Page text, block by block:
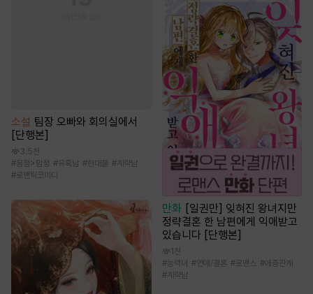
소설 팀장 오빠와 회의실에서
[단행본]
3.5천
# 몸정>맘정 #유혹남 #현대물 # 계략남
#로맨틱코미디
만화 [일권만] 잊혀진 왕녀지만
정략결혼 한 남편에게 익애받고
있습니다 [단행본]
1천
#능력녀 #연애/결혼 #로맨스 #애증관계
#계략남